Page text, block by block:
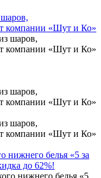
компании «Шут и Ко»
нижнего белья «5 за
до 62%!